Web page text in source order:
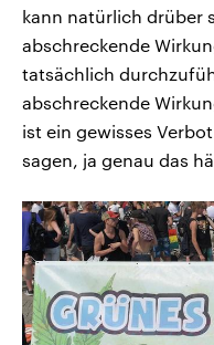
kann natürlich drüber
abschreckende
tatsächlich
abschreckende
ist ein gewisses
sagen, ja genau das